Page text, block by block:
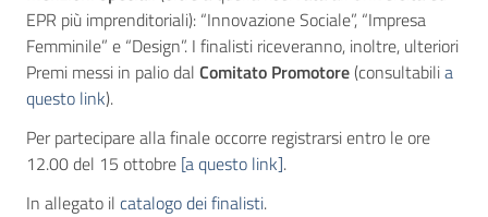
EPR più imprenditoriali): “Innovazione Sociale”, “Impresa
Femminile” e “Design”. I finalisti riceveranno, inoltre, ulteriori
Premi messi in palio dal Comitato Promotore (consultabilia
questo link).
Per partecipare alla finale occorre registrarsi entro le ore
12.00 del 15 ottobre [a questo link].
In allegato il catalogo dei finalisti.